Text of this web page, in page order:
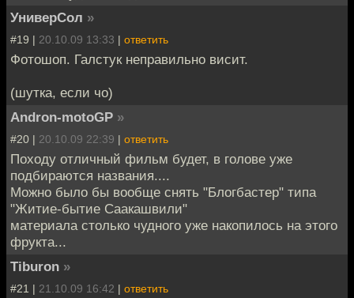
УниверСол »
#19 | 20.10.09 13:33 | ответить
Фотошоп. Галстук неправильно висит.
(шутка, если чо)
Andron-motoGP »
#20 | 20.10.09 22:39 | ответить
Походу отличный фильм будет, в голове уже
подбираются названия....
Можно было бы вообще снять "Блогбастер" типа
"Житие-бытие Саакашвили"
материала столько чудного уже накопилось на этого
фрукта...
Tiburon »
#21 | 21.10.09 16:42 | ответить